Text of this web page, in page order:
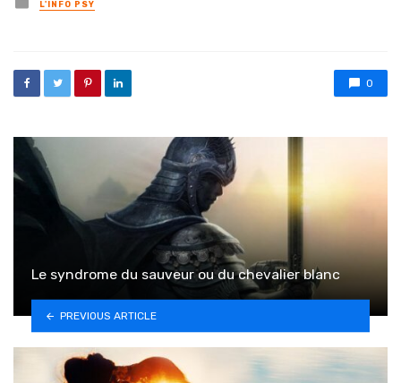
L'INFO PSY
0
Le syndrome du sauveur ou du chevalier blanc
PREVIOUS ARTICLE